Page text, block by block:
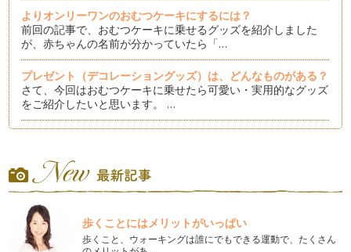
よりオンリーワンのおむつケーキにするには？
前回の記事で、おむつケーキに乗せるグッズを紹介しました
が、赤ちゃんの名前が分かっていたら「…
プレゼント（デコレーショングッズ）は、どんなものがある？
さて、今回はおむつケーキに乗せたら可愛い・実用的なグッズ
をご紹介したいと思います。 …
でのケーキとは違った雰囲気の「レー…
ケーキをデコレーションしよう！
おむつケーキの完成まで、あと一歩のところまで来ました。こ
こからが一番楽しいデコレーションの…
歩くことにはメリットがいっぱい
歩くこと、ウォーキングは誰にでもできる運動で、たくさん